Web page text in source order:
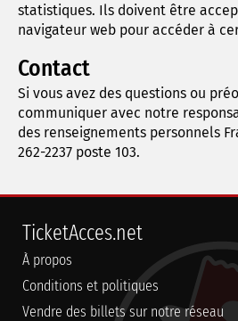
statistiques. Ils doivent être
navigateur web pour accéder à
Contact
Si vous avez des questions ou
communiquer avec notre
des renseignements personnels
262-2237 poste 103.
TicketAcces.net
À propos
Conditions et politiques
Vendre des billets sur notre réseau